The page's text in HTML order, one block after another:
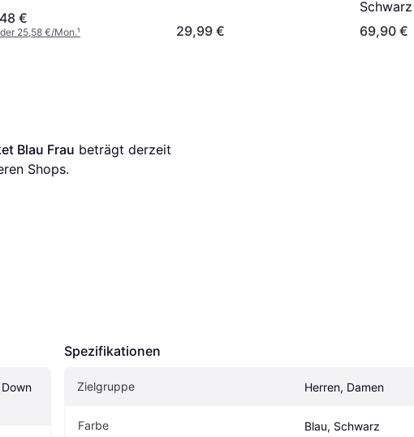
€
25,58 €/Mon.¹ 29,99 €
Schwarz
69,90 €
Blau Frau
Shops.
Spezifikationen
Zielgruppe Herren, Damen
Farbe Blau, Schwarz